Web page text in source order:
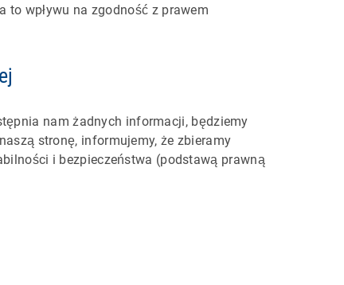
to wpływu na zgodność z prawem
nam żadnych informacji, będziemy
stronę, informujemy, że zbieramy
i bezpieczeństwa (podstawą prawną